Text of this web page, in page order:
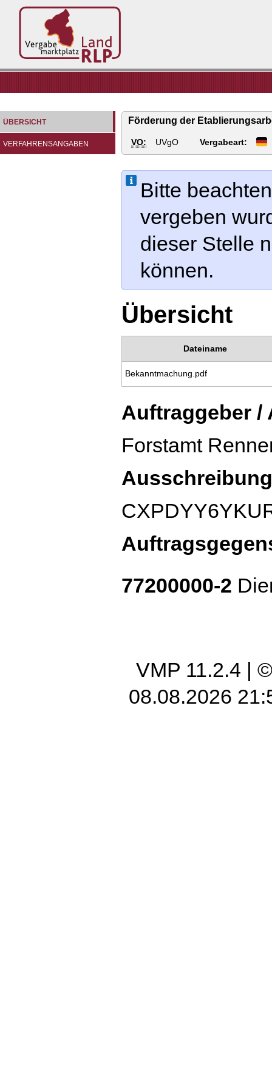
Vergabemarktplatz
Land
ÜBERSICHT
VERFAHRENSANGABEN
Förderung der
VO: UVgO Vergabeart:
Bitte
vergeben
dieser Stelle
können.
Übersicht
Dateiname
Bekanntmachung.pdf
Auftraggeber /
Forstamt
77200000-2
VMP 11.2.4 |
08.08.2026